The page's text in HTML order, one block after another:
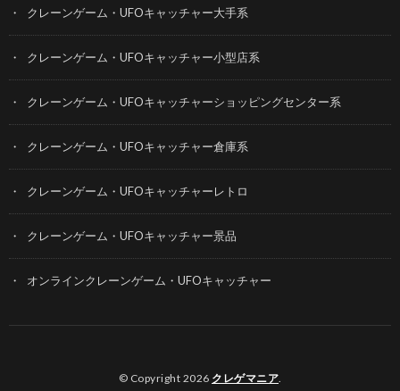
クレーンゲーム・UFOキャッチャー大手系
クレーンゲーム・UFOキャッチャー小型店系
クレーンゲーム・UFOキャッチャーショッピングセンター系
クレーンゲーム・UFOキャッチャー倉庫系
クレーンゲーム・UFOキャッチャーレトロ
クレーンゲーム・UFOキャッチャー景品
オンラインクレーンゲーム・UFOキャッチャー
© Copyright 2026 クレゲマニア